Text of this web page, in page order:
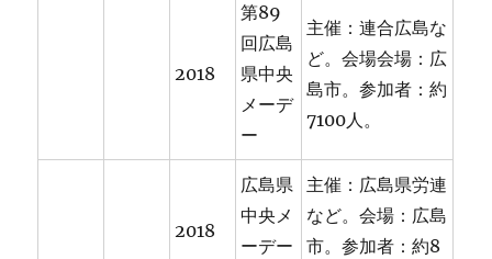
2018
第89
回広島
県中央
メーデ
ー
主催：連合広島な
ど。会場会場：広
島市。参加者：約
7100人。
2018
広島県
中央メ
ーデー
主催：広島県労連
など。会場：広島
市。参加者：約8